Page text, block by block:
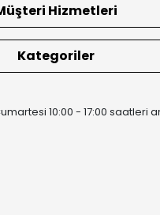
Hizmetleri
Kategoriler
10:00 - 17:00 saatleri